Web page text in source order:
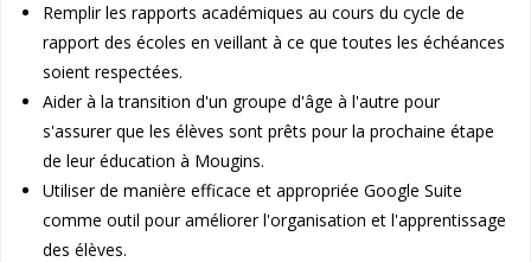
Remplir les rapports académiques au cours du cycle de
rapport des écoles en veillant à ce que toutes les échéances
soient respectées.
Aider à la transition d'un groupe d'âge à l'autre pour
s'assurer que les élèves sont prêts pour la prochaine étape
de leur éducation à Mougins.
Utiliser de manière efficace et appropriée Google Suite
comme outil pour améliorer l'organisation et l'apprentissage
des élèves.